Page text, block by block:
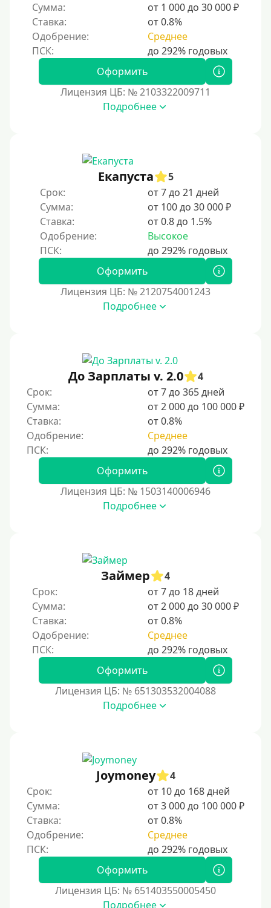
Залог
Под залог ПТС
Без залога
Под залог
Под залог недвижимости
Под ПТС спецтехники
Под ПТС грузового автомобиля
Авто без ПТС
Цель
На Новый Год
Чтобы улучшить кредитную историю, важно
регулярно погашать долги, избегать просрочек и
контролировать кредитный рейтинг. Также полезно
использовать кредитные продукты ответственно и
Для бизнеса
Документы
Без документов
По ИНН
По загранпаспорту
По паспорту
Без паспорта
По фото
Без фото
Без подтверждения дохода
Без справок и поручителей
С пролонгацией (продлением)
Под высокий процент
Без комиссии
В рассрочку
С ежемесячным платежом
Бесплатно
Сумма:
от 1 000 до 30 000 ₽
Ставка:
от 0.8%
Одобрение:
Среднее
Оформить
Лицензия ЦБ: № 2103322009711
Подробнее
Екапуста
5
Срок:
от 7 до 21 дней
Сумма:
от 100 до 30 000 ₽
Ставка:
от 0.8 до 1.5%
Одобрение:
Высокое
Оформить
Лицензия ЦБ: № 2120754001243
Подробнее
До Зарплаты v. 2.0
4
Срок:
от 7 до 365 дней
Сумма:
от 2 000 до 100 000 ₽
Ставка:
от 0.8%
Одобрение:
Среднее
Оформить
Лицензия ЦБ: № 1503140006946
Подробнее
Займер
4
Срок:
от 7 до 18 дней
Сумма:
от 2 000 до 30 000 ₽
Ставка:
от 0.8%
Одобрение:
Среднее
Оформить
Лицензия ЦБ: № 651303532004088
Подробнее
Joymoney
4
Срок:
от 10 до 168 дней
Сумма:
от 3 000 до 100 000 ₽
Ставка:
от 0.8%
Одобрение:
Среднее
Оформить
Лицензия ЦБ: № 651403550005450
Подробнее